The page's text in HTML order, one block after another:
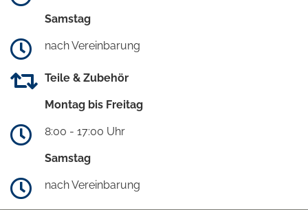
Samstag
nach Vereinbarung
Teile & Zubehör
Montag bis Freitag
8:00 - 17:00 Uhr
Samstag
nach Vereinbarung